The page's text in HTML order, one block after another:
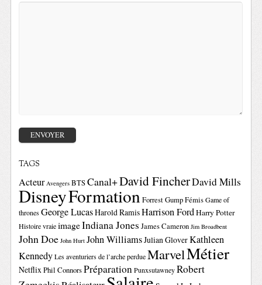
TAGS
Acteur Avengers BTSCanal+David FincherDavid Mills
DisneyFormationForrest GumpFémis Game of
thrones George LucasHarold RamisHarrison FordHarry Potter
Histoire vraie imageIndiana Jones James Cameron Jim Broadbent
John Doe John Hurt John WilliamsJulian GloverKathleen
Kennedy Les aventuriers de l’arche perdue MarvelMétier
NetflixPhil ConnorsPréparation Punxsutawney Robert